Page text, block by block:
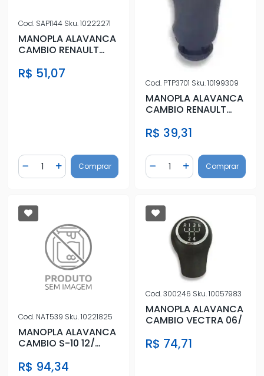
Cod. SAP1144 Sku.10222271
MANOPLA ALAVANCA
CAMBIO RENAULT
TAMPA CR
R$ 51,07
Diminuir Quantidade
Quantidade
Adicionar Quantidade
Comprar
Cod. PTP3701 Sku.10199309
MANOPLA ALAVANCA
CAMBIO RENAULT
MEGANE 06/ PRE
R$ 39,31
Diminuir Quantidade
Quantidade
AdicionarComprar
Cod. NAT539 Sku.10221825
MANOPLA ALAVANCA
CAMBIO S-10 12/
MARCHAS
R$ 94,34
Cod.300246 Sku.10057983
MANOPLA ALAVANCA
CAMBIO VECTRA 06/
R$ 74,71